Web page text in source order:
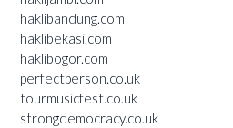
haklibandung.com
haklibekasi.com
haklibogor.com
perfectperson.co.uk
tourmusicfest.co.uk
strongdemocracy.co.uk